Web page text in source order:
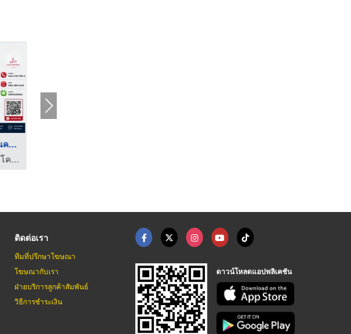
ตู้อเนกประสงค์ นครรา ...
ร้านเฟอร์นิเจอร์ โคราช - เอกลักษณ์ลิฟวิ่งโฮม
ติดต่อเรา
ทีมที่ปรึกษาโฆษณา
โฆษณากับเรา
ฝ่ายบริการลูกค้าสัมพันธ์
วิธีการชำระเงิน
ดาวน์โหลดแอปพลิเคชัน